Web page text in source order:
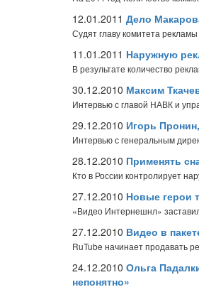
12.01.2011 Дело
Судят главу комитета
11.01.2011 Наружную
В результате количество
30.12.2010 Максим
Интервью с главой НАВК и
29.12.2010 Игорь
Интервью с генеральным
28.12.2010 Применять
Кто в России контролирует
27.12.2010 Новые герои
«Видео Интернешнл»
27.12.2010 Видео в
RuTube начинает продавать
24.12.2010 Ольга
непонятно»